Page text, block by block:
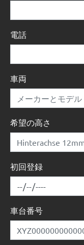
電話
車両
希望の高さ
初回登録
車台番号